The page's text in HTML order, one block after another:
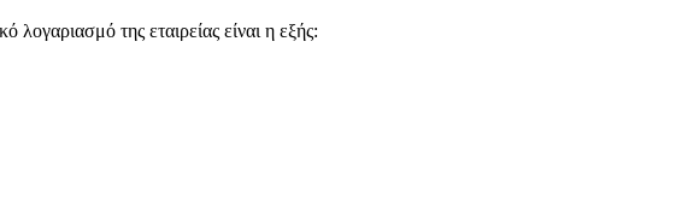
της εταιρείας είναι η εξής: